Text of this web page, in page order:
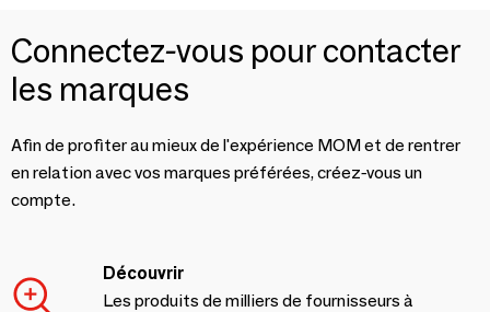
Connectez-vous pour contacter
les marques
Afin de profiter au mieux de l'expérience MOM et de rentrer
en relation avec vos marques préférées, créez-vous un
compte.
Découvrir
Les produits de milliers de fournisseurs à